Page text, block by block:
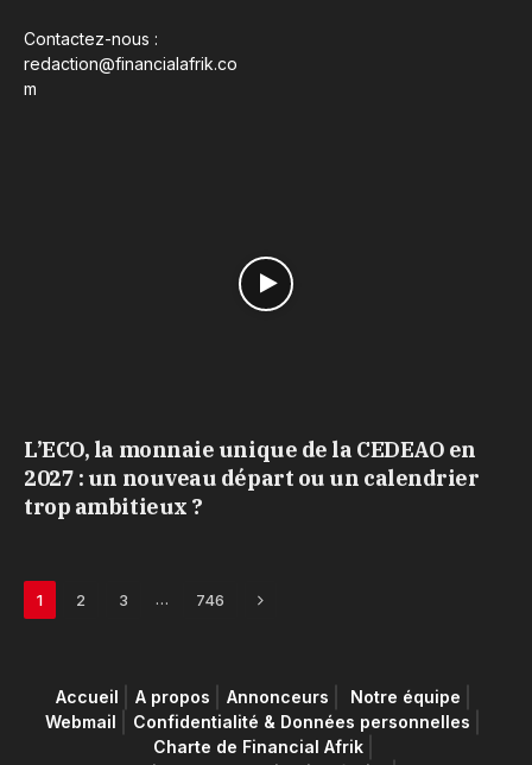
Contactez-nous :
redaction@financialafrik.co
m
L’ECO, la monnaie unique de la CEDEAO en
2027 : un nouveau départ ou un calendrier
trop ambitieux ?
1 2 3 … 746 Next
Accueil A propos Annonceurs
Notre équipe
Webmail
Confidentialité & Données personnelles
Charte de Financial Afrik